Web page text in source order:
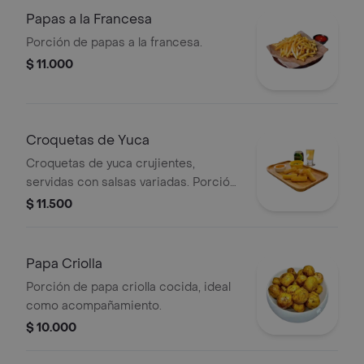
Papas a la Francesa
Porción de papas a la francesa.
$ 11.000
Croquetas de Yuca
Croquetas de yuca crujientes,
servidas con salsas variadas. Porción
de 250 gr.
$ 11.500
Papa Criolla
Porción de papa criolla cocida, ideal
como acompañamiento.
$ 10.000